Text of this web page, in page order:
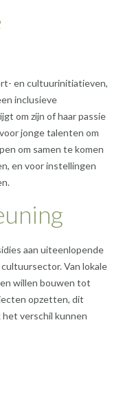
en cultuurinitiatieven,
inclusieve
om zijn of haar passie
jonge talenten om
om samen te komen
en voor instellingen
aan uiteenlopende
Van lokale
willen bouwen tot
opzetten, dit
verschil kunnen